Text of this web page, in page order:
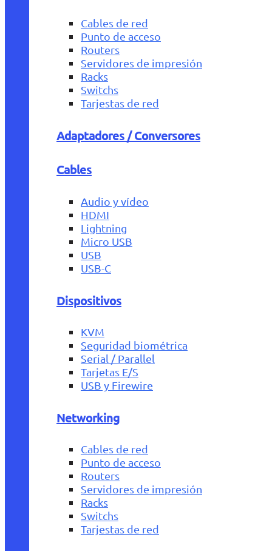
Cables de red
Punto de acceso
Routers
Servidores de impresión
Racks
Switchs
Tarjestas de red
Adaptadores / Conversores
Cables
Audio y vídeo
HDMI
Lightning
Micro USB
USB
USB-C
Dispositivos
KVM
Seguridad biométrica
Serial / Parallel
Tarjetas E/S
USB y Firewire
Networking
Cables de red
Punto de acceso
Routers
Servidores de impresión
Racks
Switchs
Tarjestas de red